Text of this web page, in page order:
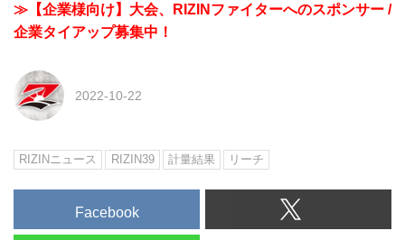
≫【企業様向け】大会、RIZINファイターへのスポンサー /
企業タイアップ募集中！
2022-10-22
RIZINニュース RIZIN39 計量結果 リーチ
Facebook